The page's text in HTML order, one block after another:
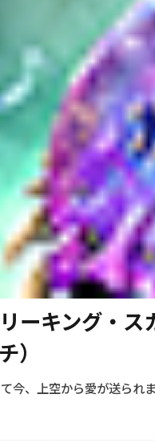
ーキング・ス
）
今、上空から愛が送られ